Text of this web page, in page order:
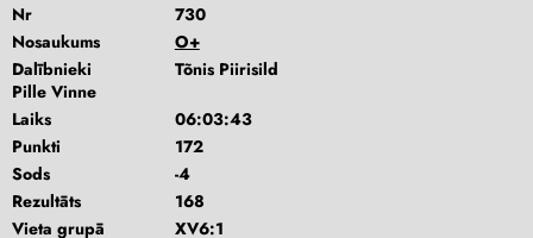
Nr
730
Nosaukums
O+
Dalībnieki
Tõnis Piirisild
Pille Vinne
Laiks
06:03:43
Punkti
172
Sods
-4
Rezultāts
168
Vieta grupā
XV6:1